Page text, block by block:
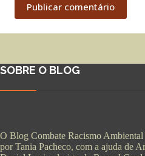
Publicar comentário
SOBRE O BLOG
O Blog Combate Racismo
por Tania Pacheco, com a ajuda de